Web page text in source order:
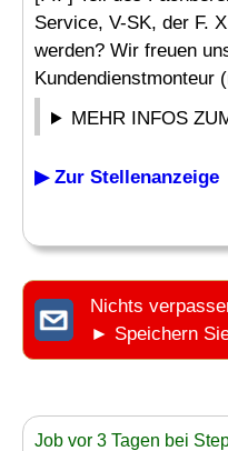
Service, V-SK, der F.
werden? Wir freuen
Kundendienstmonteur
MEHR INFOS
▶ Zur Stellenanzeige
Nichts
► Speichern
Job vor 3 Tagen bei